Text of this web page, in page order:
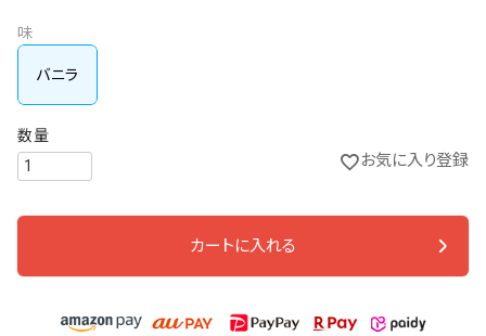
味
バニラ
お気に入り登録
カートに入れる